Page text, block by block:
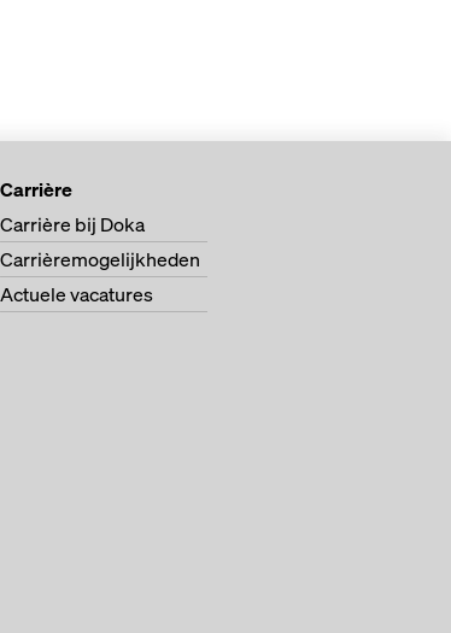
Carrière
Carrière bij Doka
Carrièremogelijkheden
Actuele vacatures